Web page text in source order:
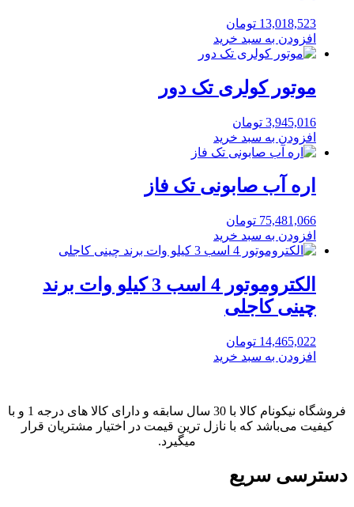
13,018,523 تومان
افزودن به سبد خرید
موتور کولری تک دور
3,945,016 تومان
افزودن به سبد خرید
اره آب صابونی تک فاز
75,481,066 تومان
افزودن به سبد خرید
الکتروموتور 4 اسب 3 کیلو وات برند
چینی کاجلی
14,465,022 تومان
افزودن به سبد خرید
فروشگاه نیکونام کالا با 30 سال سابقه و دارای کالا های درجه 1 و با
کیفیت می‌باشد که با نازل ترین قیمت در اختیار مشتریان قرار
میگیرد.
دسترسی سریع